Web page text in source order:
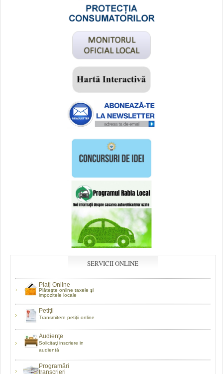
SERVICII ONLINE
Plaţi Online
Plăteşte online taxele şi
impozitele locale
Petiţii
Transmitere petiţii online
Audienţe
Solicitaţi inscriere in
audientă
Programări
transcrieri